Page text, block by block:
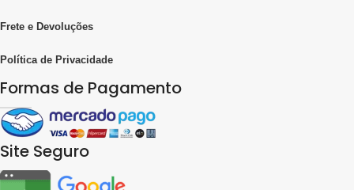
Frete e Devoluções
Política de Privacidade
Formas de Pagamento
Site Seguro